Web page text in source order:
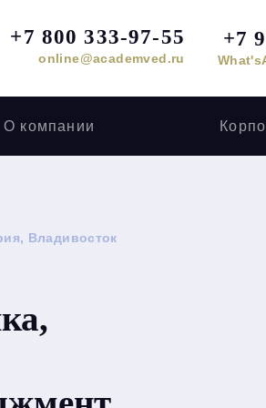
+7 800 333-97-55
online@academved.ru
+7
О компании
Владивосток